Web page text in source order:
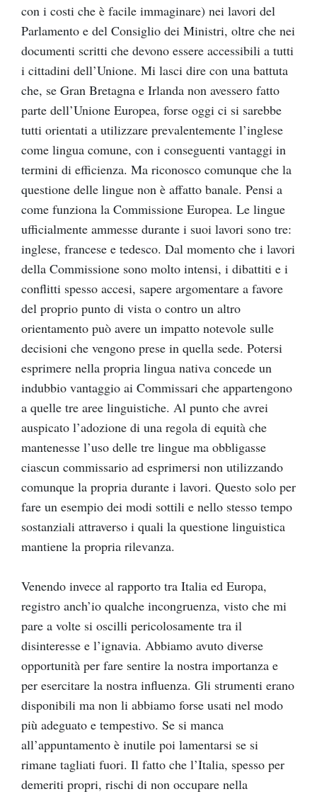
con i costi che è facile immaginare) nei lavori del
Parlamento e del Consiglio dei Ministri, oltre che nei
documenti scritti che devono essere accessibili a tutti
i cittadini dell’Unione. Mi lasci dire con una battuta
che, se Gran Bretagna e Irlanda non avessero fatto
parte dell’Unione Europea, forse oggi ci si sarebbe
tutti orientati a utilizzare prevalentemente l’inglese
come lingua comune, con i conseguenti vantaggi in
termini di efficienza. Ma riconosco comunque che la
questione delle lingue non è affatto banale. Pensi a
come funziona la Commissione Europea. Le lingue
ufficialmente ammesse durante i suoi lavori sono tre:
inglese, francese e tedesco. Dal momento che i lavori
della Commissione sono molto intensi, i dibattiti e i
conflitti spesso accesi, sapere argomentare a favore
del proprio punto di vista o contro un altro
orientamento può avere un impatto notevole sulle
decisioni che vengono prese in quella sede. Potersi
esprimere nella propria lingua nativa concede un
indubbio vantaggio ai Commissari che appartengono
a quelle tre aree linguistiche. Al punto che avrei
auspicato l’adozione di una regola di equità che
mantenesse l’uso delle tre lingue ma obbligasse
ciascun commissario ad esprimersi non utilizzando
comunque la propria durante i lavori. Questo solo per
fare un esempio dei modi sottili e nello stesso tempo
sostanziali attraverso i quali la questione linguistica
mantiene la propria rilevanza.
Venendo invece al rapporto tra Italia ed Europa,
registro anch’io qualche incongruenza, visto che mi
pare a volte si oscilli pericolosamente tra il
disinteresse e l’ignavia. Abbiamo avuto diverse
opportunità per fare sentire la nostra importanza e
per esercitare la nostra influenza. Gli strumenti erano
disponibili ma non li abbiamo forse usati nel modo
più adeguato e tempestivo. Se si manca
all’appuntamento è inutile poi lamentarsi se si
rimane tagliati fuori. Il fatto che l’Italia, spesso per
demeriti propri, rischi di non occupare nella